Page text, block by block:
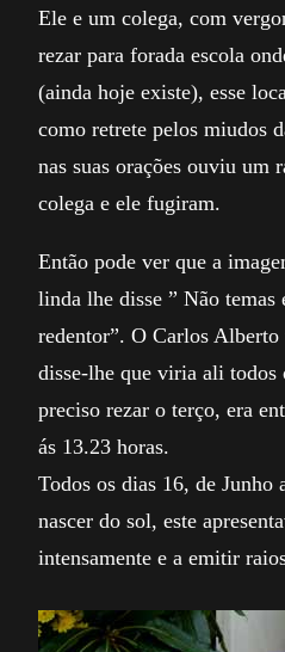
Ele e um colega, com
rezar para forada escola
(ainda hoje existe), esse
como retrete pelos miudos
nas suas orações ouviu um
colega e ele fugiram.
Então pode ver que a
linda lhe disse ” Não temas
redentor”. O Carlos
disse-lhe que viria ali todos
preciso rezar o terço, era
ás 13.23 horas.
Todos os dias 16, de Junho
nascer do sol, este
intensamente e a emitir